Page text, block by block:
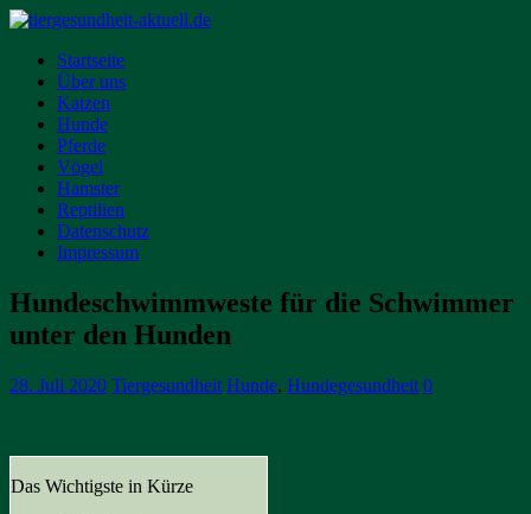
Startseite
Über uns
Katzen
Hunde
Pferde
Vögel
Hamster
Reptilien
Datenschutz
Impressum
Hundeschwimmweste für die Schwimmer
unter den Hunden
28. Juli 2020 Tiergesundheit Hunde, Hundegesundheit 0
Das Wichtigste in Kürze